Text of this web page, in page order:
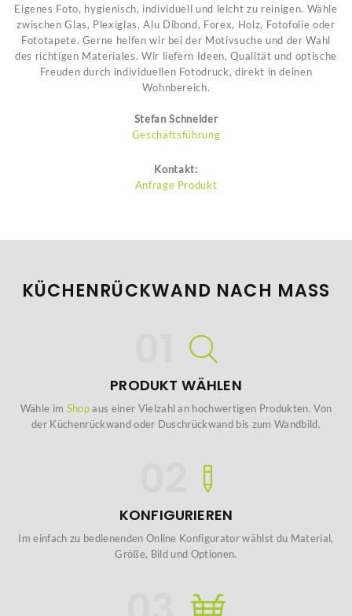
Eigenes Foto, hygienisch, individuell und leicht zu reinigen. Wähle
zwischen Glas, Plexiglas, Alu Dibond, Forex, Holz, Fotofolie oder
Fototapete. Gerne helfen wir bei der Motivsuche und der Wahl
des richtigen Materiales. Wir liefern Ideen, Qualität und optische
Freuden durch individuellen Fotodruck, direkt in deinen
Wohnbereich.
Stefan Schneider
Geschäftsführung
Kontakt:
Anfrage Produkt
KÜCHENRÜCKWAND NACH MASS
PRODUKT WÄHLEN
Wähle im Shopaus einer Vielzahl an hochwertigen Produkten. Von
der Küchenrückwand oder Duschrückwand bis zum Wandbild.
KONFIGURIEREN
Im einfach zu bedienenden Online Konfigurator wählst du Material,
Größe, Bild und Optionen.